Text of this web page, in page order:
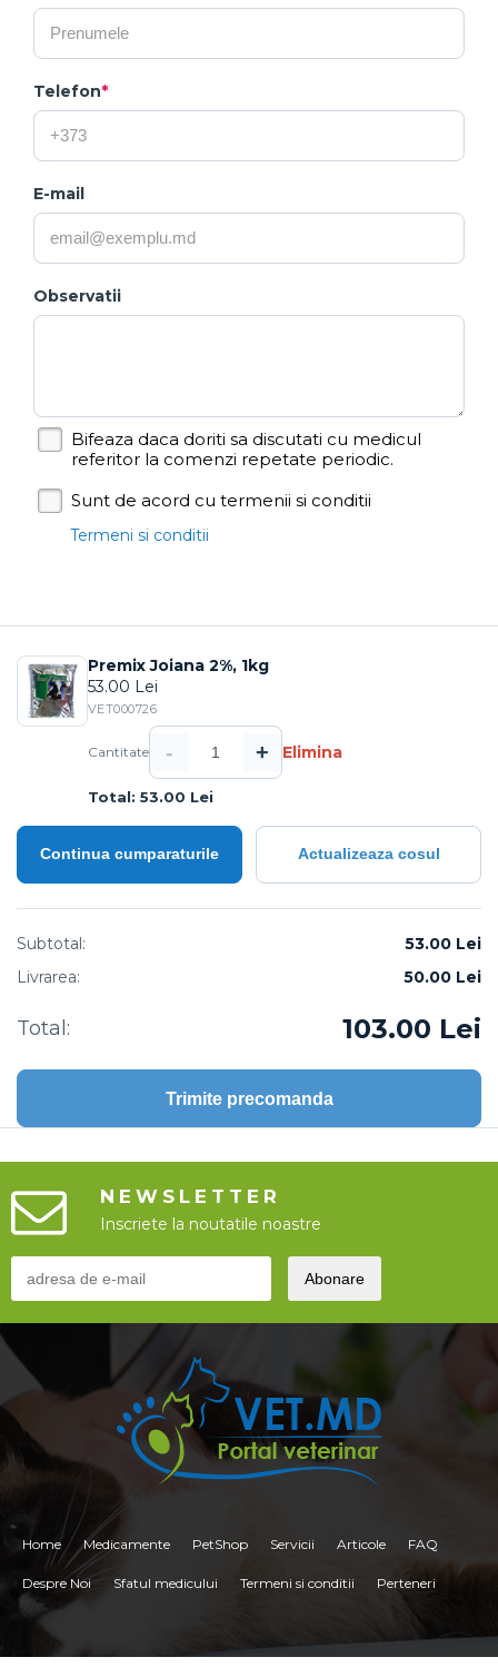
Telefon*
E-mail
Observatii
Bifeaza daca doriti sa discutati cu medicul
referitor la comenzi repetate periodic.
Sunt de acord cu termenii si conditii
Termeni si conditii
Premix Joiana 2%, 1kg
53.00 Lei
VET000726
Cantitate - + Elimina
Total: 53.00 Lei
Continua cumparaturile Actualizeaza cosul
Subtotal:
53.00 Lei
Livrarea:
50.00 Lei
Total: 103.00 Lei
Trimite precomanda
NEWSLETTER
Inscriete la noutatile noastre
Home Medicamente PetShop Servicii Articole FAQ
Despre Noi Sfatul medicului Termeni si conditii Perteneri